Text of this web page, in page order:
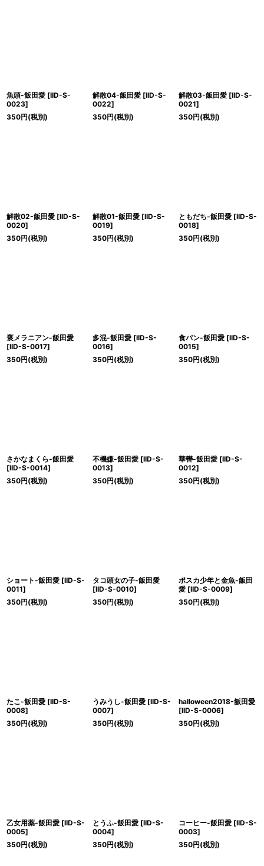
魚頭-飯田愛 [IID-S-
0023]
350円(税別)
解散04-飯田愛 [IID-S-
0022]
350円(税別)
解散03-飯田愛 [IID-S-
0021]
350円(税別)
解散02-飯田愛 [IID-S-
0020]
350円(税別)
解散01-飯田愛 [IID-S-
0019]
350円(税別)
ともだち-飯田愛 [IID-S-
0018]
350円(税別)
褒メラニアン-飯田愛
[IID-S-0017]
350円(税別)
多混-飯田愛 [IID-S-
0016]
350円(税別)
食パン-飯田愛 [IID-S-
0015]
350円(税別)
さかなまくら-飯田愛
[IID-S-0014]
350円(税別)
不機嫌-飯田愛 [IID-S-
0013]
350円(税別)
華轡-飯田愛 [IID-S-
0012]
350円(税別)
ショート-飯田愛 [IID-S-
0011]
350円(税別)
タコ頭女の子-飯田愛
[IID-S-0010]
350円(税別)
ポスカ少年と金魚-飯田
愛 [IID-S-0009]
350円(税別)
たこ-飯田愛 [IID-S-
0008]
350円(税別)
うみうし-飯田愛 [IID-S-
0007]
350円(税別)
halloween2018-飯田愛
[IID-S-0006]
350円(税別)
乙女用薬-飯田愛 [IID-S-
0005]
350円(税別)
とうふ-飯田愛 [IID-S-
0004]
350円(税別)
コーヒー-飯田愛 [IID-S-
0003]
350円(税別)